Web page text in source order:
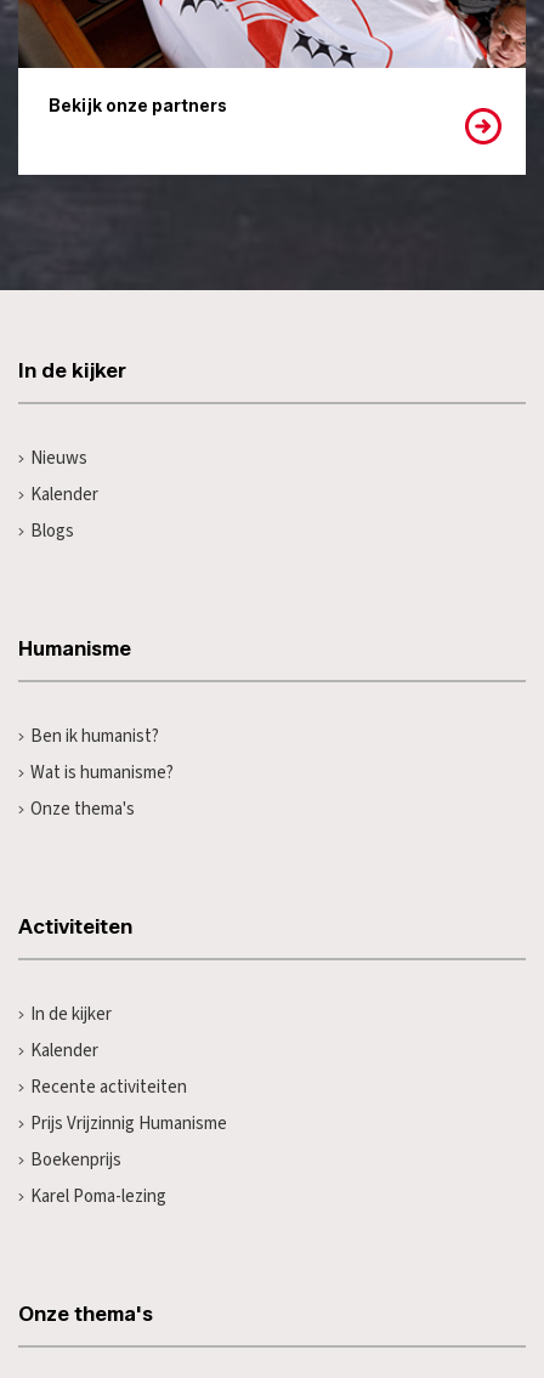
Bekijk onze partners
In de kijker
Nieuws
Kalender
Blogs
Humanisme
Ben ik humanist?
Wat is humanisme?
Onze thema's
Activiteiten
In de kijker
Kalender
Recente activiteiten
Prijs Vrijzinnig Humanisme
Boekenprijs
Karel Poma-lezing
Onze thema's